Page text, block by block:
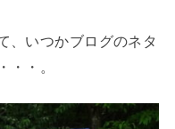
、いつかブログのネタ
・・。